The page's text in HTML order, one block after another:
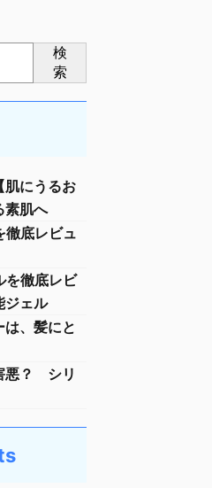
検
索
肌にうるお
素肌へ
徹底レビュ
を徹底レビ
ェル
、髪にと
悪？ シリ